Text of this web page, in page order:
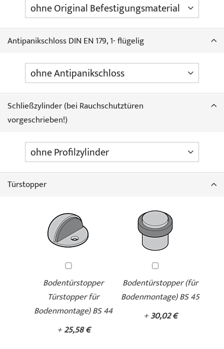
Antipanikschloss DIN EN 179, 1- flügelig
Schließzylinder (bei Rauchschutztüren
vorgeschrieben!)
Türstopper
Bodentürstopper
Türstopper für
Bodenmontage) BS 44
+25,58 €
Bodentürstopper (für
Bodenmontage) BS 45
+30,02 €